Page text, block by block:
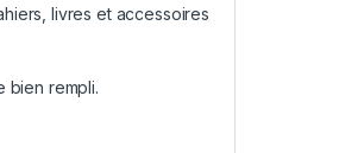
livres et accessoires
bien rempli.